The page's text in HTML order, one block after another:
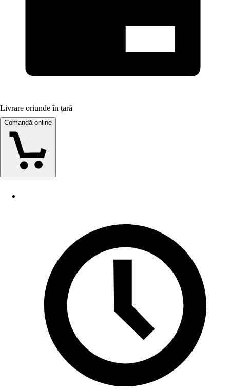
Livrare oriunde în țară
Comandă online